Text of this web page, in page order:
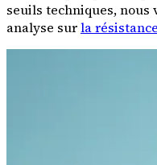
seuils techniques,
analyse surla